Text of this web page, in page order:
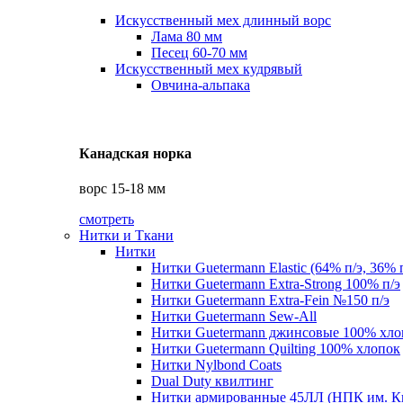
Искусственный мех длинный ворс
Лама 80 мм
Песец 60-70 мм
Искусственный мех кудрявый
Овчина-альпака
Канадская норка
ворс 15-18 мм
смотреть
Нитки и Ткани
Нитки
Нитки Guetermann Elastic (64% п/э, 36%
Нитки Guetermann Extra-Strong 100% п/э
Нитки Guetermann Extra-Fein №150 п/э
Нитки Guetermann Sew-All
Нитки Guetermann джинсовые 100%
Нитки Guetermann Quilting 100% хлопок
Нитки Nylbond Coats
Dual Duty квилтинг
Нитки армированные 45ЛЛ (НПК им.